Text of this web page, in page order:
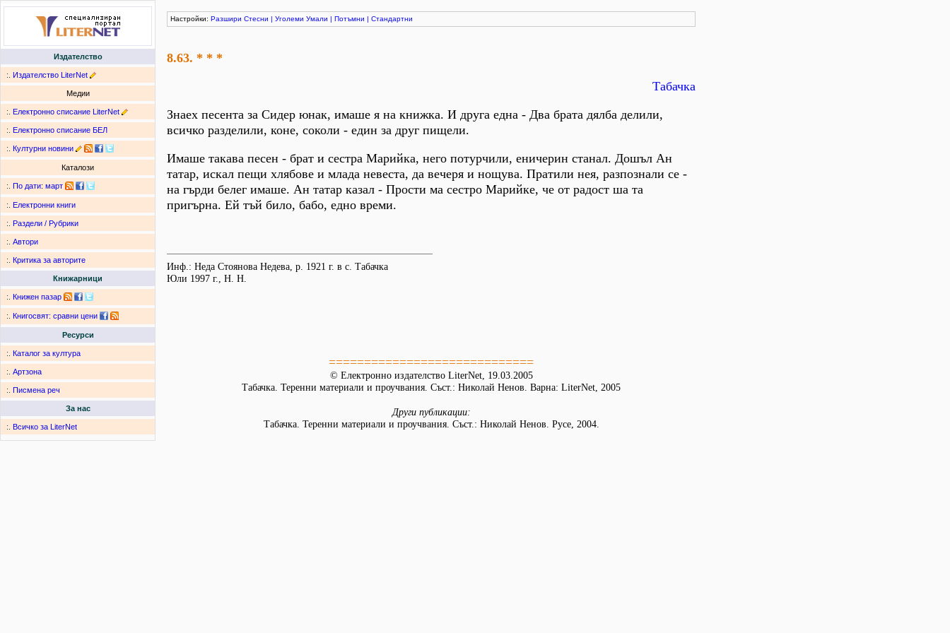
Издателство
:. Издателство LiterNet
Медии
:. Електронно списание LiterNet
:. Електронно списание БЕЛ
:. Културни новини
Каталози
:. По дати: март
:. Електронни книги
:. Раздели / Рубрики
:. Автори
:. Критика за авторите
Книжарници
:. Книжен пазар
:. Книгосвят: сравни цени
Ресурси
:. Каталог за култура
:. Артзона
:. Писмена реч
За нас
:. Всичко за LiterNet
Настройки: Разшири Стесни | Уголеми Умали | Потъмни | Стандартни
8.63. * * *
Табачка
Знаех песента за Сидер юнак, имаше я на книжка. И друга една - Два брата дялба делили,
всичко разделили, коне, соколи - един за друг пищели.
Имаше такава песен - брат и сестра Марийка, него потурчили, еничерин станал. Дошъл Ан
татар, искал пещи хлябове и млада невеста, да вечеря и нощува. Пратили нея, разпознали се -
на гърди белег имаше. Ан татар казал - Прости ма сестро Марийке, че от радост ша та
пригърна. Ей тъй било, бабо, едно времи.
Инф.: Неда Стоянова Недева, р. 1921 г. в с. Табачка
Юли 1997 г., Н. Н.
=============================
© Електронно издателство LiterNet, 19.03.2005
Табачка. Теренни материали и проучвания. Съст.: Николай Ненов. Варна: LiterNet, 2005
Други публикации:
Табачка. Теренни материали и проучвания. Съст.: Николай Ненов. Русе, 2004.